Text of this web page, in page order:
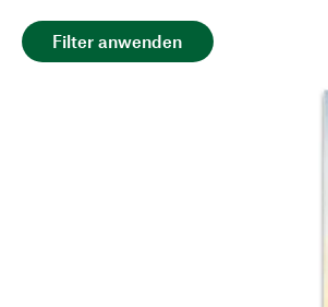
Filter anwenden